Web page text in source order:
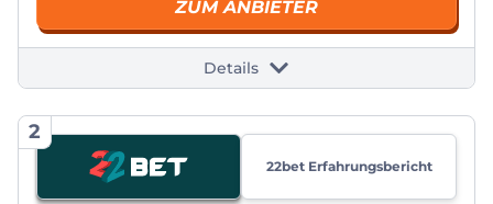
ZUM ANBIETER
Details
2
22bet Erfahrungsbericht